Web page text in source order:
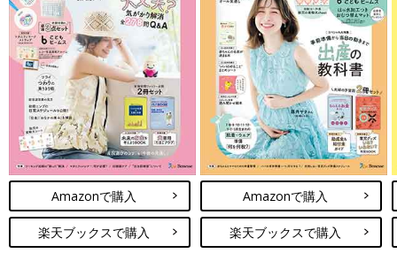
※記事の内容は2024年8月の情報で、現在と異なる場合がありま
す。
くぅちゃん
Amazonで購入
楽天ブックスで購入
Amazonで購入
楽天ブックスで購入